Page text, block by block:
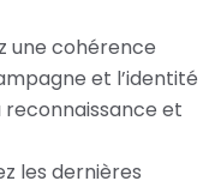
une cohérence
et l’identité
et
les dernières